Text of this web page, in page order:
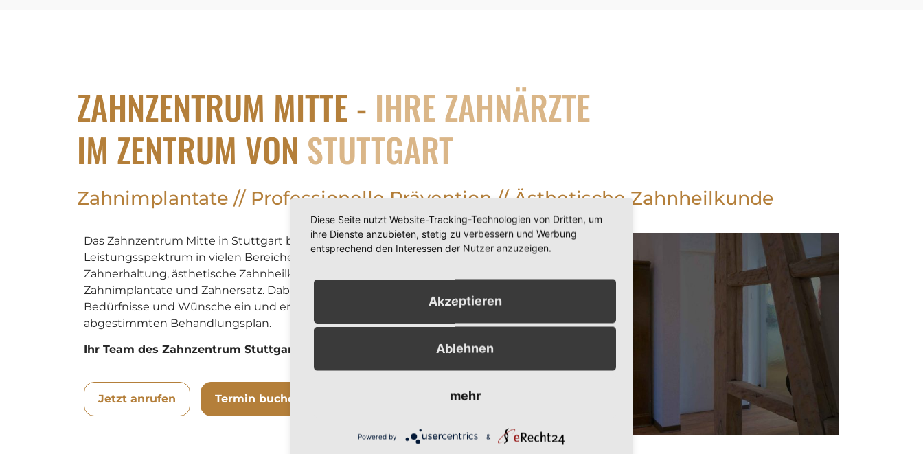
ZAHNZENTRUM MITTE - IHRE ZAHNÄRZTE
IM ZENTRUM VON STUTTGART
Zahnimplantate // Professionelle Prävention // Ästhetische Zahnheilkunde
Das Zahnzentrum Mitte in Stuttgart bietet Ihnen ein umfassendes
Leistungsspektrum in vielen Bereichen der Zahnheilkunde:
Zahnerhaltung, ästhetische Zahnheilkunde, Parodontologie,
Zahnimplantate und Zahnersatz. Dabei gehen wir auf Ihre
Bedürfnisse und Wünsche ein und erarbeiten einen auf Sie
abgestimmten Behandlungsplan.
Ihr Team des Zahnzentrum Stuttgart-Mitte
Jetzt anrufen Termin buchen
Diese Seite nutzt Website-Tracking-Technologien von Dritten, um
ihre Dienste anzubieten, stetig zu verbessern und Werbung
entsprechend den Interessen der Nutzer anzuzeigen.
Akzeptieren
Ablehnen
mehr
Powered by &